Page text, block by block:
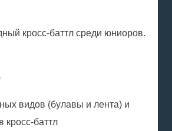
кросс-баттл среди юниоров.
видов (булавы и лента) и
кросс-баттл